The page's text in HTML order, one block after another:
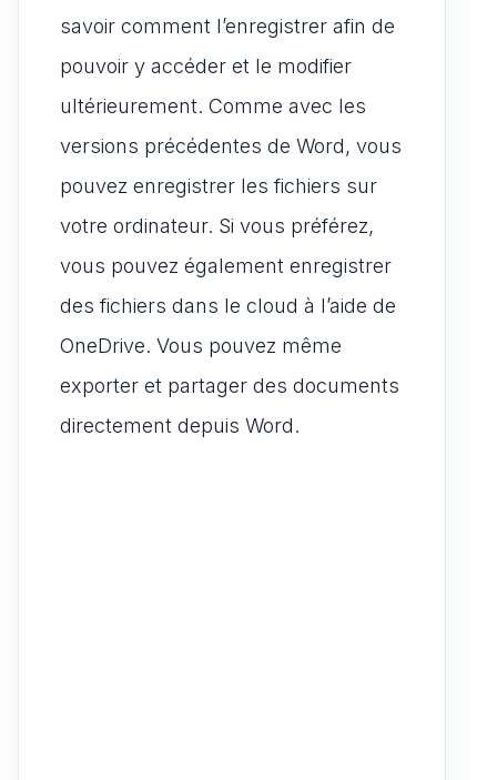
savoir comment l’enregistrer afin de
pouvoir y accéder et le modifier
ultérieurement. Comme avec les
versions précédentes de Word, vous
pouvez enregistrer les fichiers sur
votre ordinateur. Si vous préférez,
vous pouvez également enregistrer
des fichiers dans le cloud à l’aide de
OneDrive. Vous pouvez même
exporter et partager des documents
directement depuis Word.